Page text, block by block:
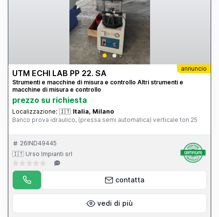
annuncio
UTM ECHI LAB PP 22. SA
Strumenti e macchine di misura e controllo Altri strumenti e
macchine di misura e controllo
prezzo su richiesta
Localizzazione: 🇮🇹 Italia, Milano
Banco prova idraulico, (pressa semi automatica) verticale ton 25
26IND49445
🇮🇹 Urso Impianti srl
contatta
vedi di più